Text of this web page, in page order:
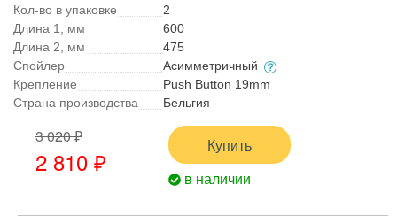
Кол-во в упаковке
2
Длина 1, мм
600
Длина 2, мм
475
Спойлер
Асимметричный
Крепление
Push Button 19mm
Страна производства
Бельгия
3 020 ₽
2 810 ₽
Купить
в наличии